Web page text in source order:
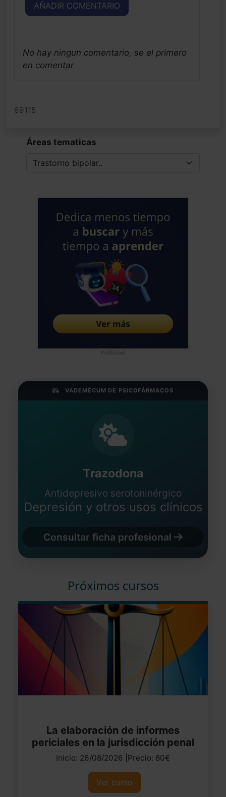
AÑADIR COMENTARIO
No hay ningun comentario, se el primero
en comentar
69115
Áreas tematicas
Publicidad
VADEMÉCUM DE PSICOFÁRMACOS
Trazodona
Antidepresivo serotoninérgico
Depresión y otros usos clínicos
Consultar ficha profesional
Próximos cursos
La elaboración de informes
periciales en la jurisdicción penal
Inicio: 26/08/2026 |Precio: 80€
Ver curso